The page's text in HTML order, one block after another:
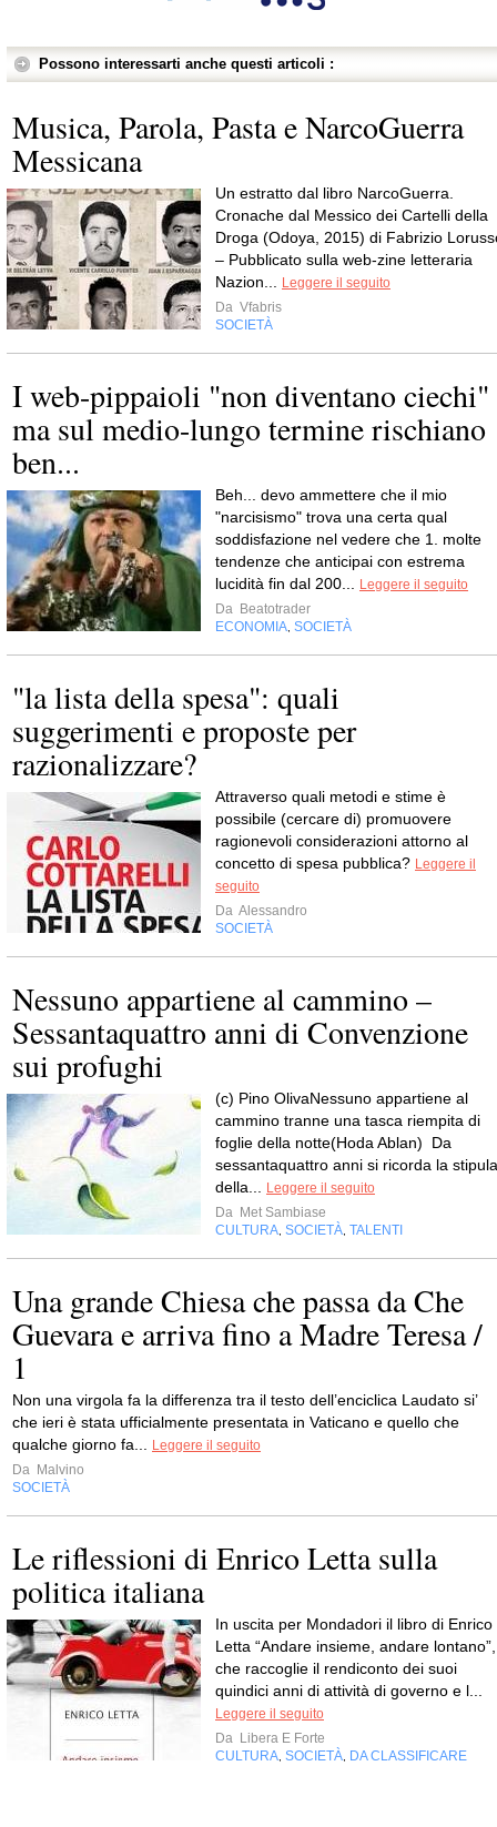
Possono interessarti anche questi articoli :
Musica, Parola, Pasta e NarcoGuerra
Messicana
Un estratto dal libro NarcoGuerra.
Cronache dal Messico dei Cartelli della
Droga (Odoya, 2015) di Fabrizio
– Pubblicato sulla web-zine letteraria
Nazion... Leggere il seguito
Da Vfabris
SOCIETÀ
I web-pippaioli "non diventano ciechi"
ma sul medio-lungo termine rischiano
ben...
Beh... devo ammettere che il mio
"narcisismo" trova una certa qual
soddisfazione nel vedere che 1. molte
tendenze che anticipai con estrema
lucidità fin dal 200... Leggere il seguito
Da Beatotrader
ECONOMIA, SOCIETÀ
"la lista della spesa": quali
suggerimenti e proposte per
razionalizzare?
Attraverso quali metodi e stime è
possibile (cercare di) promuovere
ragionevoli considerazioni attorno al
concetto di spesa pubblica? Leggere il
seguito
Da Alessandro
SOCIETÀ
Nessuno appartiene al cammino –
Sessantaquattro anni di Convenzione
sui profughi
(c) Pino OlivaNessuno appartiene al
cammino tranne una tasca riempita di
foglie della notte(Hoda Ablan) Da
sessantaquattro anni si ricorda la stipula
della... Leggere il seguito
Da Met Sambiase
CULTURA, SOCIETÀ, TALENTI
Una grande Chiesa che passa da Che
Guevara e arriva fino a Madre Teresa /
1
Non una virgola fa la differenza tra il testo dell’enciclica Laudato si’
che ieri è stata ufficialmente presentata in Vaticano e quello che
qualche giorno fa... Leggere il seguito
Da Malvino
SOCIETÀ
Le riflessioni di Enrico Letta sulla
politica italiana
In uscita per Mondadori il libro di Enrico
Letta “Andare insieme, andare lontano”,
che raccoglie il rendiconto dei suoi
quindici anni di attività di governo e l...
Leggere il seguito
Da Libera E Forte
CULTURA, SOCIETÀ, DA CLASSIFICARE